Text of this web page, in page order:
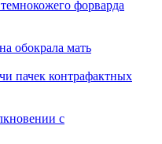
форварда
обокрала мать
пачек контрафактных
с